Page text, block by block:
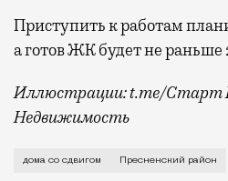
Приступить к работам
а готов ЖК будет не раньше
Иллюстрации: t.me/
Недвижимость
О том, что девелопер
дома со сдвигом Пресненский район